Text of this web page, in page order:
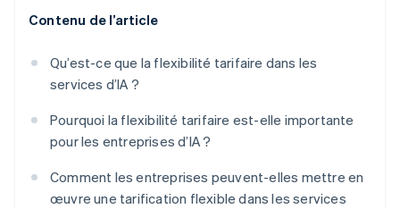
Contenu de l’article
Qu’est-ce que la flexibilité tarifaire dans les
services d’IA ?
Pourquoi la flexibilité tarifaire est-elle importante
pour les entreprises d’IA ?
Comment les entreprises peuvent-elles mettre en
œuvre une tarification flexible dans les services